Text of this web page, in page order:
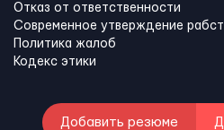
Отказ от ответственности
Современное утверждение
Политика жалоб
Кодекс этики
Добавить резюме